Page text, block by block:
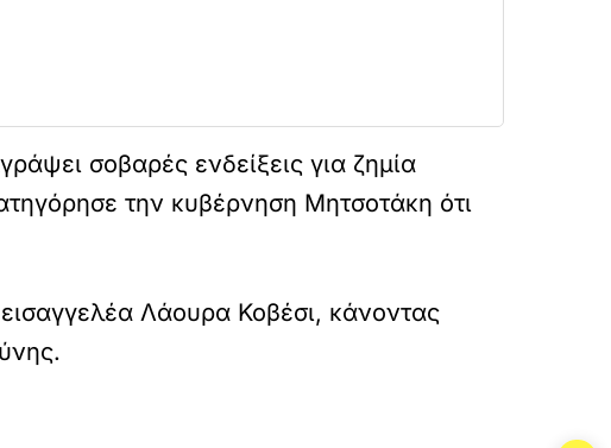
σοβαρές ενδείξεις για ζημία
την κυβέρνηση Μητσοτάκη ότι
Λάουρα Κοβέσι, κάνοντας